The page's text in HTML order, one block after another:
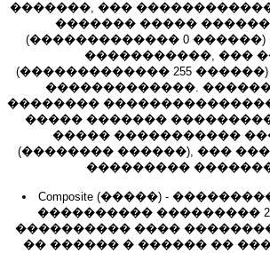
�������, ���
������� �����
(������������� 0
�����������, ���
(������������� 255
�������������.
��������
����� �������
����� ����������� ����
(�������� ������), ���
���������
Composite (�����) -
���������� ���������
���������� ����
�� ������ � ������ ��